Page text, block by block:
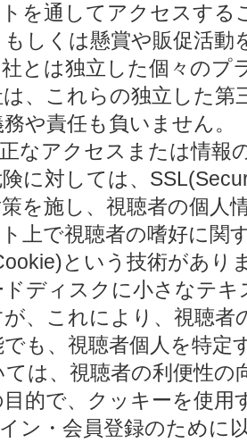
を通してアクセスする
しくは懸賞や販促活動
とは独立した個々のプ
、これらの独立した第
や責任も負いません。
なアクセスまたは情報
に対しては、
を施し、視聴者の個人
上で視聴者の嗜好に関
という技術があり
ドディスクに小さなテ
、これにより、視聴
も、視聴者個人を特定
は、視聴者の利便性の
的で、クッキーを使用
ン・会員登録のために